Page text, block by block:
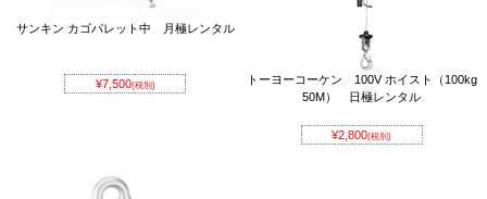
サンキン カゴパレット中 月極レンタル
¥7,500(税別)
トーヨーコーケン 100V ホイスト（100kg
50M） 日極レンタル
¥2,800(税別)